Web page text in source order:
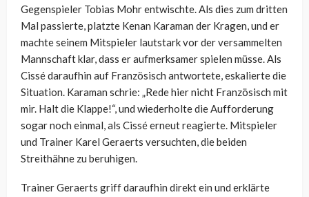
Gegenspieler Tobias Mohr entwischte. Als dies zum dritten
Mal passierte, platzte Kenan Karaman der Kragen, und er
machte seinem Mitspieler lautstark vor der versammelten
Mannschaft klar, dass er aufmerksamer spielen müsse. Als
Cissé daraufhin auf Französisch antwortete, eskalierte die
Situation. Karaman schrie: „Rede hier nicht Französisch mit
mir. Halt die Klappe!“, und wiederholte die Aufforderung
sogar noch einmal, als Cissé erneut reagierte. Mitspieler
und Trainer Karel Geraerts versuchten, die beiden
Streithähne zu beruhigen.
Trainer Geraerts griff daraufhin direkt ein und erklärte